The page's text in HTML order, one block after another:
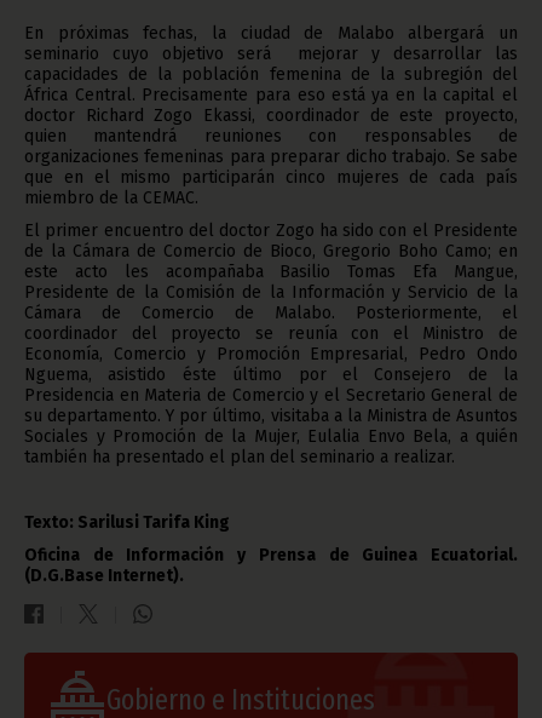
En próximas fechas, la ciudad de Malabo albergará un
seminario cuyo objetivo será mejorar y desarrollar las
capacidades de la población femenina de la subregión del
África Central. Precisamente para eso está ya en la capital el
doctor Richard Zogo Ekassi, coordinador de este proyecto,
quien mantendrá reuniones con responsables de
organizaciones femeninas para preparar dicho trabajo. Se sabe
que en el mismo participarán cinco mujeres de cada país
miembro de la CEMAC.
El primer encuentro del doctor Zogo ha sido con el Presidente
de la Cámara de Comercio de Bioco, Gregorio Boho Camo; en
este acto les acompañaba Basilio Tomas Efa Mangue,
Presidente de la Comisión de la Información y Servicio de la
Cámara de Comercio de Malabo. Posteriormente, el
coordinador del proyecto se reunía con el Ministro de
Economía, Comercio y Promoción Empresarial, Pedro Ondo
Nguema, asistido éste último por el Consejero de la
Presidencia en Materia de Comercio y el Secretario General de
su departamento. Y por último, visitaba a la Ministra de Asuntos
Sociales y Promoción de la Mujer, Eulalia Envo Bela, a quién
también ha presentado el plan del seminario a realizar.
Texto: Sarilusi Tarifa King
Oficina de Información y Prensa de Guinea Ecuatorial.
(D.G.Base Internet).
Gobierno e Instituciones